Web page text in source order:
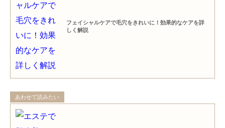
フェイシャルケアで毛穴をきれいに！効果的なケアを詳
しく解説
あわせて読みたい